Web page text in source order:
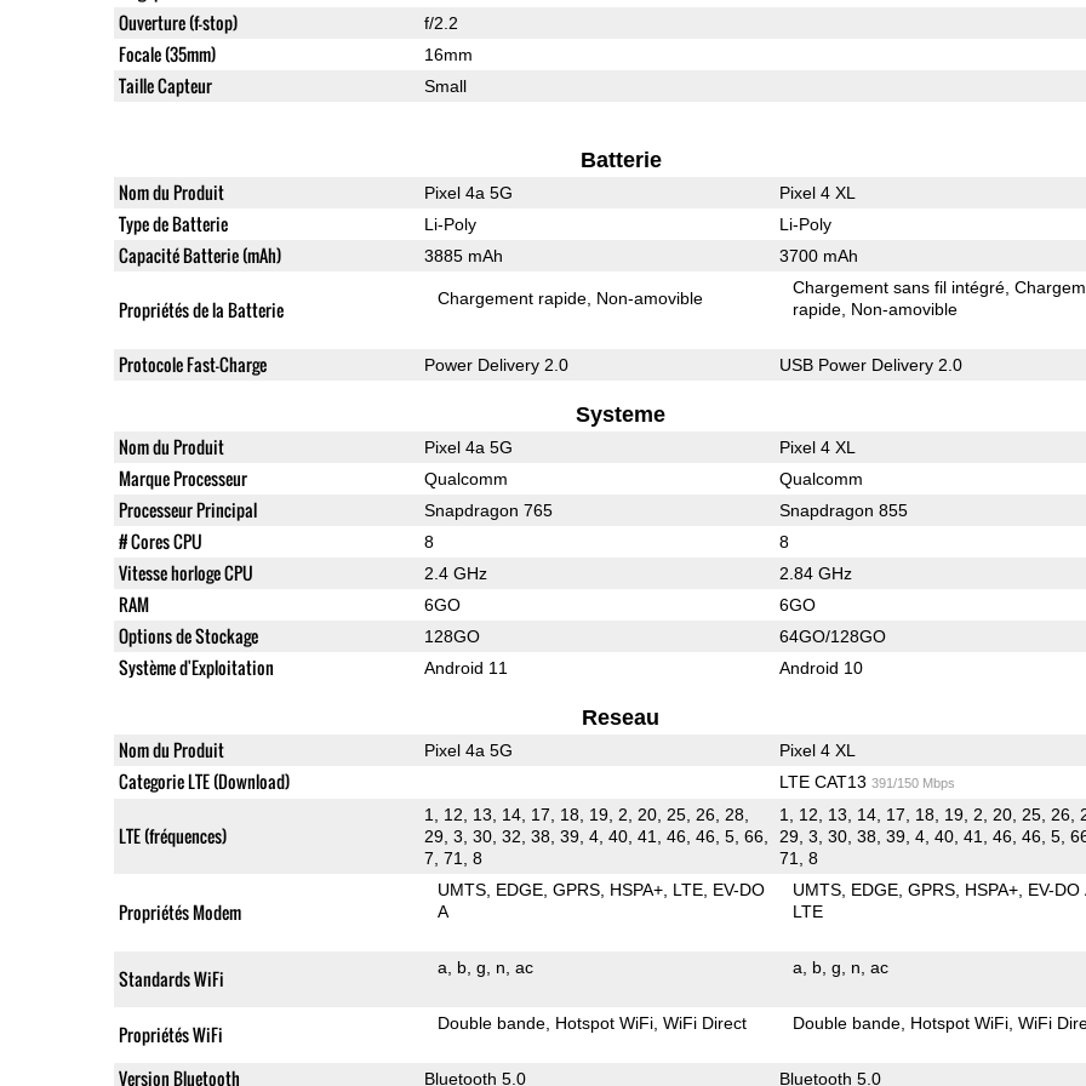
Ouverture (f-stop) f/2.2
Focale (35mm) 16mm
Taille Capteur Small
Batterie
Nom du Produit Pixel 4a 5G Pixel 4 XL
Type de Batterie Li-Poly Li-Poly
Capacité Batterie (mAh) 3885 mAh 3700 mAh
Propriétés de la Batterie Chargement rapide Non-amovible
Chargement sans fil intégré
rapide Non-amovible
Protocole Fast-Charge Power Delivery 2.0 USB Power Delivery 2.0
Systeme
Nom du Produit Pixel 4a 5G Pixel 4 XL
Marque Processeur Qualcomm Qualcomm
Processeur Principal Snapdragon 765 Snapdragon 855
# Cores CPU 8 8
Vitesse horloge CPU 2.4 GHz 2.84 GHz
RAM 6GO 6GO
Options de Stockage 128GO 64GO/128GO
Système d'Exploitation Android 11 Android 10
Reseau
Nom du Produit Pixel 4a 5G Pixel 4 XL
Categorie LTE (Download) LTE CAT13 391/150 Mbps
LTE (fréquences)
1, 12, 13, 14, 17, 18, 19, 2, 20, 25, 26, 28,
29, 3, 30, 32, 38, 39, 4, 40, 41, 46, 46, 5, 66,
7, 71, 8
1, 12, 13, 14, 17, 18, 19, 2, 20, 25, 26,
29, 3, 30, 38, 39, 4, 40, 41, 46, 46, 5,
71, 8
Propriétés Modem
UMTS EDGE GPRS HSPA+ LTE EV-DO
A
UMTS EDGE GPRS HSPA+ EV-DO
LTE
Standards WiFi a b g n ac a b g n ac
Propriétés WiFi Double bande Hotspot WiFi WiFi Direct Double bande Hotspot WiFi WiFi
Version Bluetooth Bluetooth 5.0 Bluetooth 5.0